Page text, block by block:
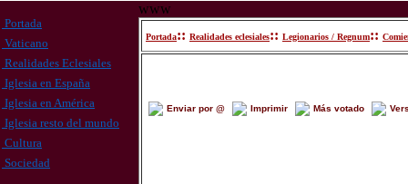
Portada
Vaticano
Realidades Eclesiales
Iglesia en España
Iglesia en América
Iglesia resto del mundo
Cultura
Sociedad
www
Portada:: Realidades eclesiales:: Legionarios / Regnum::
Enviar por @ Imprimir Más votado